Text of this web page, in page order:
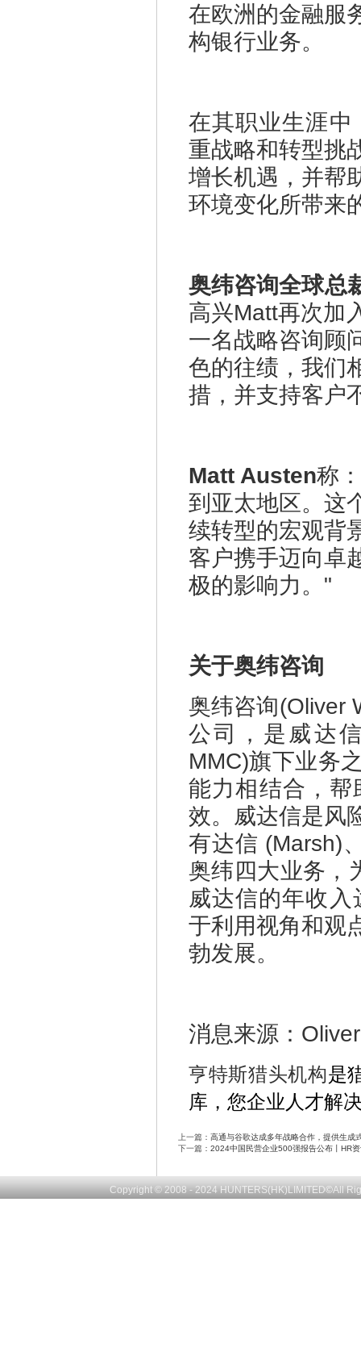
在欧洲的金融服
构银行业务。
在其职业生涯中
重战略和转型挑
增长机遇，并帮
环境变化所带来
奥纬咨询全球总
高兴Matt再次加
一名战略咨询顾
色的往绩，我们
措，并支持客户
Matt Austen称
到亚太地区。这
续转型的宏观背
客户携手迈向卓
极的影响力。"
关于奥纬咨询
奥纬咨询(Oliver
公司，是 威达
MMC)旗下业务
能力相结合，
效。威达信是风
有达信 (Marsh)
奥纬四大业务，
威达信的年收
于利用视角和观
勃发展。
消息来源：
亨特斯猎头机构是
库，您企业人才解
上一篇： 高通与谷歌达成多年战略合作，提供生成
下一篇： 2024中国民营企业500强报告公布丨HR
Copyright © 2008 - 2024HUNTERS(HK)LIMITED©All